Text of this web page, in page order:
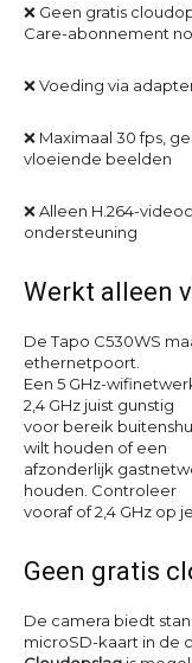
❌ Geen gratis
Care-abonnement
❌ Voeding via
❌ Maximaal 30 fps,
vloeiende beelden
❌ Alleen H.264-
ondersteuning
Werkt alleen
De Tapo C530WS
ethernetpoort.
Een 5 GHz-
2,4 GHz juist gunstig
voor bereik
wilt houden of een
afzonderlijk
houden. Controleer
vooraf of 2,4 GHz op
Geen gratis
De camera biedt
microSD-kaart in de